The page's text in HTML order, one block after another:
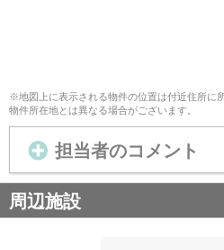
※地図上に表示される物件の位置は付近住所に
物件所在地とは異なる場合がございます。
担当者のコメント
周辺施設